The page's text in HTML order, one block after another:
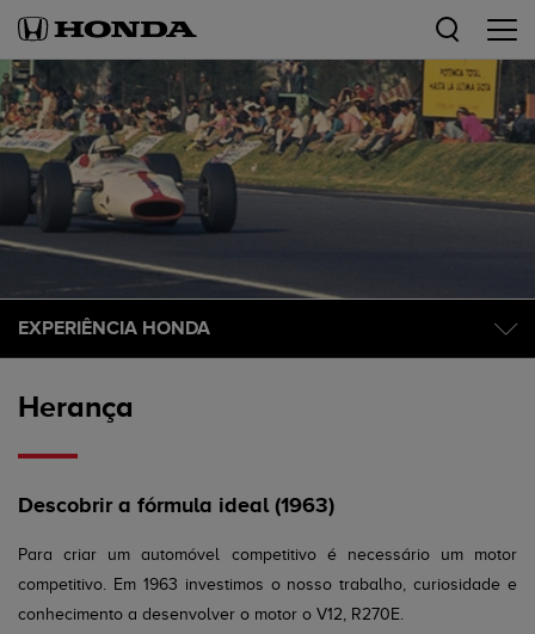
EXPERIÊNCIA HONDA
Herança
Descobrir a fórmula ideal (1963)
Para criar um automóvel competitivo é necessário um motor
competitivo. Em 1963 investimos o nosso trabalho, curiosidade e
conhecimento a desenvolver o motor o V12, R270E.